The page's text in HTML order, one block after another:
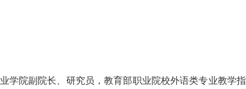
学院副院长、研究员，教育部职业院校外语类专业教学指